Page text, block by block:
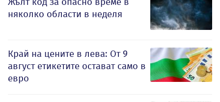
няколко области в неделя
Край на цените в лева: От 9
август етикетите остават само в
евро